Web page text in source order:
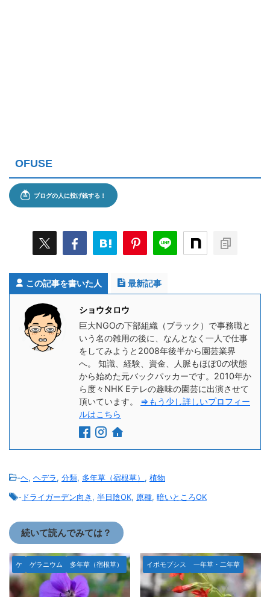
OFUSE
この記事を書いた人 最新記事
ショウタロウ
巨大NGOの下部組織（ブラック）で事務職と
いう名の雑用の後に、なんとなく一人で仕事
をしてみようと2008年後半から園芸業界
へ。 知識、経験、資金、人脈もほぼ0の状態
から始めた元バックパッカーです。2010年か
ら度々NHK Eテレの趣味の園芸に出演させて
頂いています。 ⇒もう少し詳しいプロフィー
ルはこちら
-ヘ, ヘデラ, 分類, 多年草（宿根草） , 植物
- ドライガーデン向き , 半日陰OK, 原種, 暗いところOK
続いて読んでみては？
ケ ゲラニウム 多年草（宿根草） イポモプシス 一年草・二年草